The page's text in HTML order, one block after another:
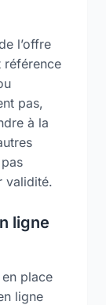
l’offre
référence
pas,
à la
validité.
ligne
place
ligne